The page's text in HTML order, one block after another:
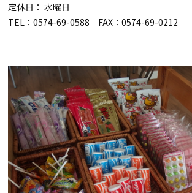
定休日： 水曜日
TEL：0574-69-0588 FAX：0574-69-0212